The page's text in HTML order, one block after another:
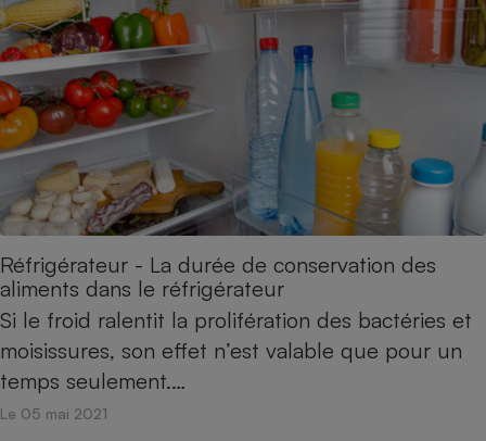
Réfrigérateur - La durée de conservation des
aliments dans le réfrigérateur
Si le froid ralentit la prolifération des bactéries et
moisissures, son effet n’est valable que pour un
temps seulement.…
Le 05 mai 2021